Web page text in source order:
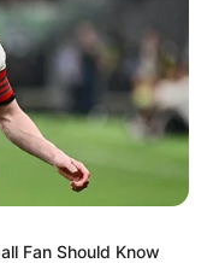
Fan Should Know